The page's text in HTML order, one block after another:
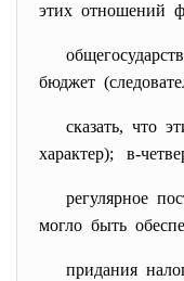
этих отношений
бюджет
сказать, что
характер); в-
регулярное
могло быть
придания